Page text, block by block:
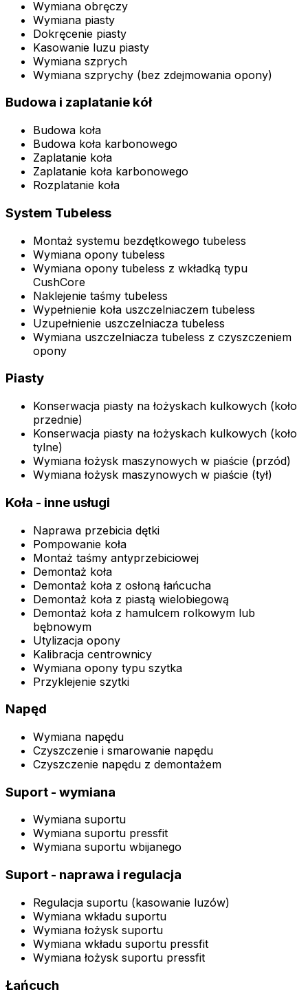
Wymiana obręczy
Wymiana piasty
Dokręcenie piasty
Kasowanie luzu piasty
Wymiana szprych
Wymiana szprychy (bez zdejmowania opony)
Budowa i zaplatanie kół
Budowa koła
Budowa koła karbonowego
Zaplatanie koła
Zaplatanie koła karbonowego
Rozplatanie koła
System Tubeless
Montaż systemu bezdętkowego tubeless
Wymiana opony tubeless
Wymiana opony tubeless z wkładką typu
CushCore
Naklejenie taśmy tubeless
Wypełnienie koła uszczelniaczem tubeless
Uzupełnienie uszczelniacza tubeless
Wymiana uszczelniacza tubeless z czyszczeniem
opony
Piasty
Konserwacja piasty na łożyskach kulkowych (koło
przednie)
Konserwacja piasty na łożyskach kulkowych (koło
tylne)
Wymiana łożysk maszynowych w piaście (przód)
Wymiana łożysk maszynowych w piaście (tył)
Koła - inne usługi
Naprawa przebicia dętki
Pompowanie koła
Montaż taśmy antyprzebiciowej
Demontaż koła
Demontaż koła z osłoną łańcucha
Demontaż koła z piastą wielobiegową
Demontaż koła z hamulcem rolkowym lub
bębnowym
Utylizacja opony
Kalibracja centrownicy
Wymiana opony typu szytka
Przyklejenie szytki
Napęd
Wymiana napędu
Czyszczenie i smarowanie napędu
Czyszczenie napędu z demontażem
Suport - wymiana
Wymiana suportu
Wymiana suportu pressfit
Wymiana suportu wbijanego
Suport - naprawa i regulacja
Regulacja suportu (kasowanie luzów)
Wymiana wkładu suportu
Wymiana łożysk suportu
Wymiana wkładu suportu pressfit
Wymiana łożysk suportu pressfit
Łańcuch